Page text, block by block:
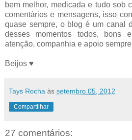
bem melhor, medicada e tudo sob
comentários e mensagens, isso
quase sempre, o blog é um canal
desses momentos todos, bons
atenção, companhia e apoio
Beijos ♥
Tays Rocha às setembro 05, 2012
Compartilhar
27 comentários: